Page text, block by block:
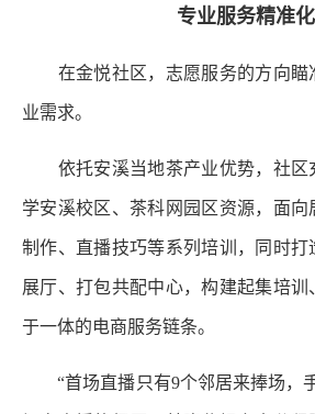
专业服务精准化
在金悦社区，志愿服务的方向瞄
业需求。
依托安溪当地茶产业优势，社区
学安溪校区、茶科网园区资源，面向
制作、直播技巧等系列培训，同时打
展厅、打包共配中心，构建起集培训
于一体的电商服务链条。
“首场直播只有9个邻居来捧场，